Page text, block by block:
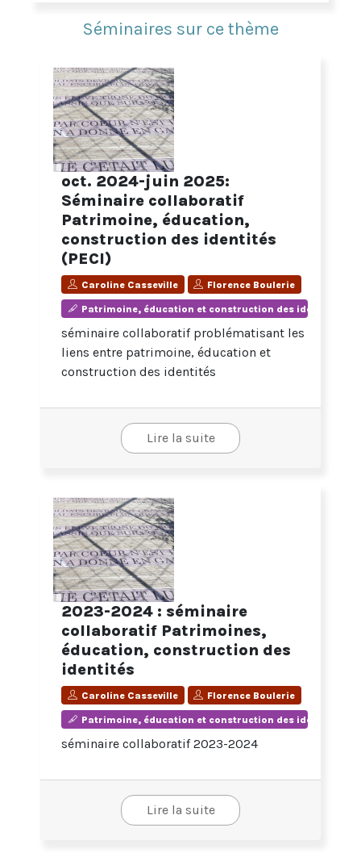
Séminaires sur ce thème
oct. 2024-juin 2025:
Séminaire collaboratif
Patrimoine, éducation,
construction des identités
(PECI)
Caroline Casseville Florence Boulerie
Patrimoine, éducation et construction des identités
séminaire collaboratif problématisant les
liens entre patrimoine, éducation et
construction des identités
Lire la suite
2023-2024 : séminaire
collaboratif Patrimoines,
éducation, construction des
identités
Caroline Casseville Florence Boulerie
Patrimoine, éducation et construction des identités
séminaire collaboratif 2023-2024
Lire la suite